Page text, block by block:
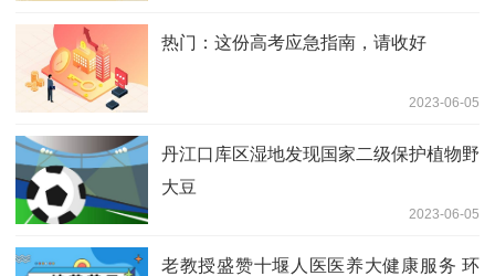
热门：这份高考应急指南，请收好
2023-06-05
丹江口库区湿地发现国家二级保护植物野
大豆
2023-06-05
老教授盛赞十堰人医医养大健康服务 环